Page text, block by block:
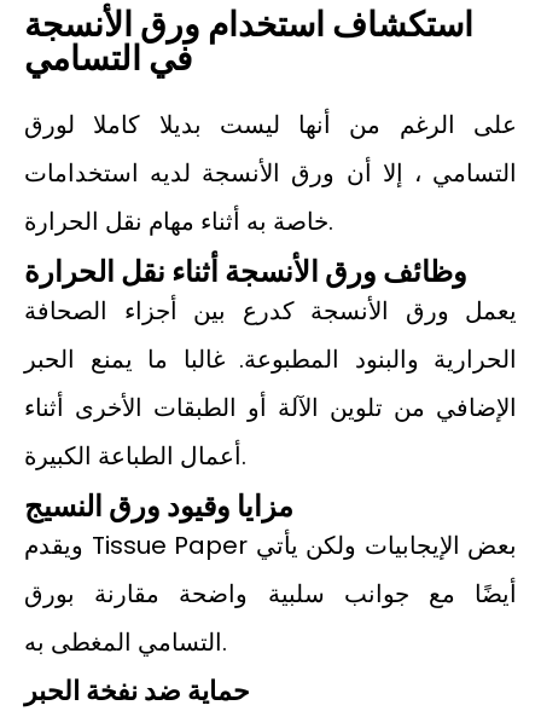
استكشاف استخدام ورق الأنسجة
في التسامي
على الرغم من أنها ليست بديلا كاملا لورق
التسامي ، إلا أن ورق الأنسجة لديه استخدامات
خاصة به أثناء مهام نقل الحرارة.
وظائف ورق الأنسجة أثناء نقل الحرارة
يعمل ورق الأنسجة كدرع بين أجزاء الصحافة
الحرارية والبنود المطبوعة. غالبا ما يمنع الحبر
الإضافي من تلوين الآلة أو الطبقات الأخرى أثناء
أعمال الطباعة الكبيرة.
مزايا وقيود ورق النسيج
ويقدم Tissue Paper بعض الإيجابيات ولكن يأتي
أيضًا مع جوانب سلبية واضحة مقارنة بورق
التسامي المغطى به.
حماية ضد نفخة الحبر